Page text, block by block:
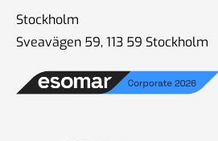
Stockholm
Sveavägen 59, 113 59 Stockholm